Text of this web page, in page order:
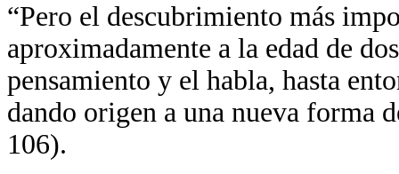
“Pero el descubrimiento más
aproximadamente a la edad de
pensamiento y el habla, hasta
dando origen a una nueva
106).